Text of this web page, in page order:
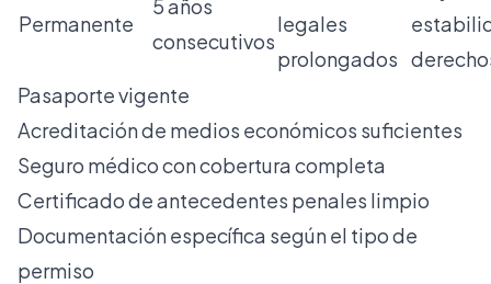
Permanente
5 años
consecutivos
legales
prolongados
Pasaporte vigente
Acreditación de medios económicos suficientes
Seguro médico con cobertura completa
Certificado de antecedentes penales limpio
Documentación específica según el tipo de
permiso